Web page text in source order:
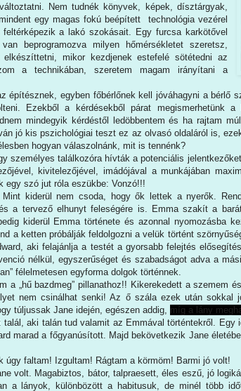
Nem tudnék könyvek, képek, dísztárgyak,
egy magas fokú beépített technológia vezérel
a lakó szokásait. Egy furcsa karkötővel
beprogramozva milyen hőmérsékletet szeretsz,
mikor kezdjenek estefelé sötétedni az
a technikában, szeretem magam irányítani a
építésznek, egyben főbérlőnek kell jóváhagyni a bérlő
Ezekből a kérdésekből párat megismerhetünk
mindegyik kérdéstől ledöbbentem és ha rajtam
jó kis pszichológiai teszt ez az olvasó oldaláról is,
hogyan válaszolnánk, mit is tennénk?
személyes találkozóra hívták a potenciális
kivitelezőjével, imádójával a munkájában
egy szó jut róla eszükbe: Vonzó!!!
kiderül nem csoda, hogy ők lettek a nyerők.
a tervező elhunyt feleségére is. Emma szakít a
kiderül Emma története és azonnal nyomozásba
a ketten próbálják feldolgozni a velük történt
aki felajánlja a testét a gyorsabb felejtés
nélkül, egyszerűséget és szabadságot adva a
félelmetesen egyforma dolgok történnek.
a „hű bazdmeg” pillanathoz!! Kikerekedett a szemem
nem csinálhat senki! Az ő szála ezek után sokkal
túljussak Jane idején, egészen addig, míg a lány
talál, aki talán tud valamit az Emmával történtekről. Egy
marad a főgyanúsított. Majd bekövetkezik Jane
úgy faltam! Izgultam! Rágtam a körmöm! Barmi jó volt!
volt. Magabiztos, bátor, talpraesett, éles eszű, jó
a lányok, különbözött a habitusuk, de minél több